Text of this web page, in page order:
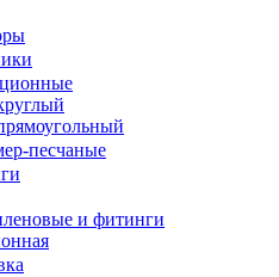
песчаные
и фитинги